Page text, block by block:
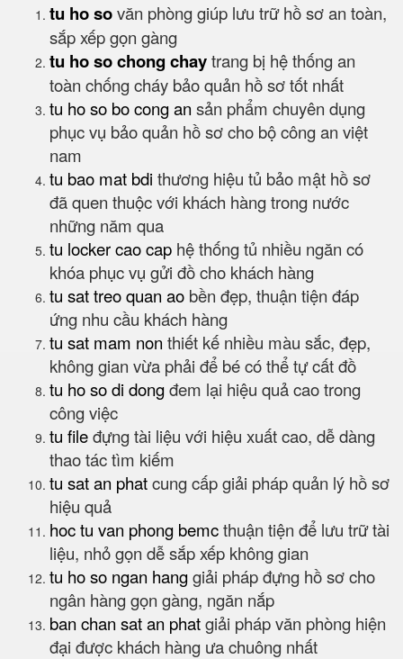
tu ho sovăn phòng giúp lưu trữ hồ sơ an toàn,
sắp xếp gọn gàng
tu ho so chong chaytrang bị hệ thống an
toàn chống cháy bảo quản hồ sơ tốt nhất
tu ho so bo cong an sản phẩm chuyên dụng
phục vụ bảo quản hồ sơ cho bộ công an việt
nam
tu bao mat bdi thương hiệu tủ bảo mật hồ sơ
đã quen thuộc với khách hàng trong nước
những năm qua
tu locker cao cap hệ thống tủ nhiều ngăn có
khóa phục vụ gửi đồ cho khách hàng
tu sat treo quan ao bền đẹp, thuận tiện đáp
ứng nhu cầu khách hàng
tu sat mam non thiết kế nhiều màu sắc, đẹp,
không gian vừa phải để bé có thể tự cất đồ
tu ho so di dongđem lại hiệu quả cao trong
công việc
tu fileđựng tài liệu với hiệu xuất cao, dễ dàng
thao tác tìm kiếm
tu sat an phatcung cấp giải pháp quản lý hồ sơ
hiệu quả
hoc tu van phong bemcthuận tiện để lưu trữ tài
liệu, nhỏ gọn dễ sắp xếp không gian
tu ho so ngan hanggiải pháp đựng hồ sơ cho
ngân hàng gọn gàng, ngăn nắp
ban chan sat an phatgiải pháp văn phòng hiện
đại được khách hàng ưa chuông nhất